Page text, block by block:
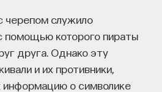
черепом служило
помощью которого пираты
друга. Однако эту
и их противники,
информацию о символике